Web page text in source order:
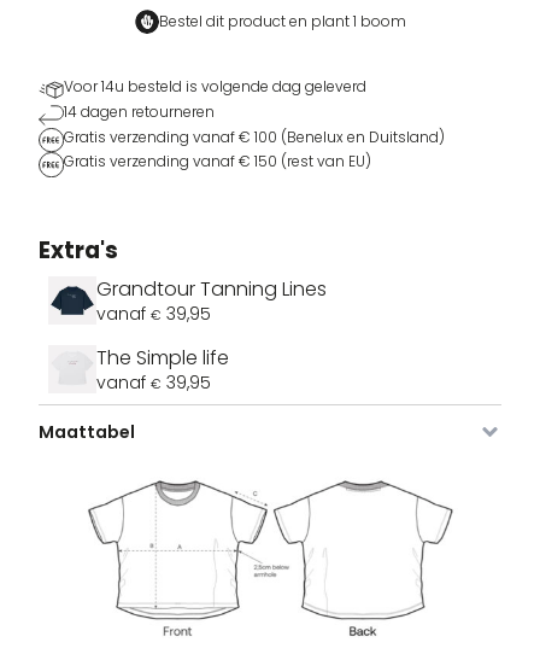
Bestel dit product en plant 1 boom
Voor 14u besteld is volgende dag geleverd
14 dagen retourneren
Gratis verzending vanaf € 100 (Benelux en Duitsland)
Gratis verzending vanaf € 150 (rest van EU)
Extra's
Grandtour Tanning Lines
vanaf € 39,95
The Simple life
vanaf € 39,95
Maattabel
SKU Kleur Maat Voorraad
VDLTV-
835-
white XS Op voorraad